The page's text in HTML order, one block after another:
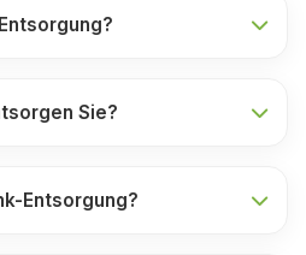
Sie?
Entsorgung?